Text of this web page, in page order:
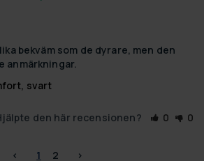
bekväm som de dyrare, men den
anmärkningar.
svart
den här recensionen? 0 0
< 1 2 >